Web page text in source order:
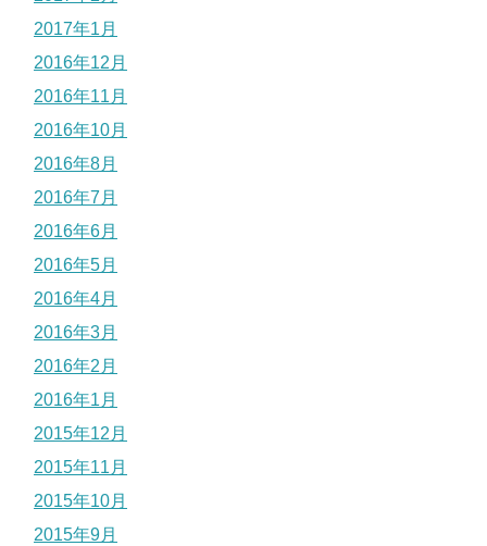
2017年1月
2016年12月
2016年11月
2016年10月
2016年8月
2016年7月
2016年6月
2016年5月
2016年4月
2016年3月
2016年2月
2016年1月
2015年12月
2015年11月
2015年10月
2015年9月